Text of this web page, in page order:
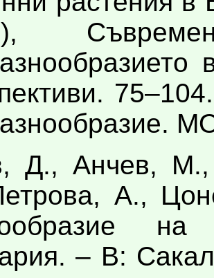
Д., Анчев, М.,
А.,
– В: